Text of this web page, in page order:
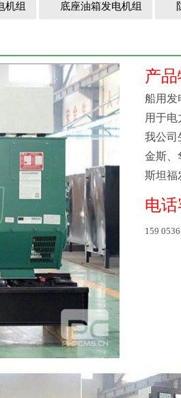
机组 底座油箱发电机组
产
船用发
用于
我公司
金斯、
斯坦
电话
159